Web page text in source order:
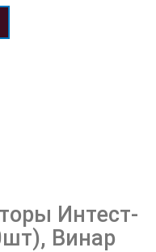
Интест-
Винар